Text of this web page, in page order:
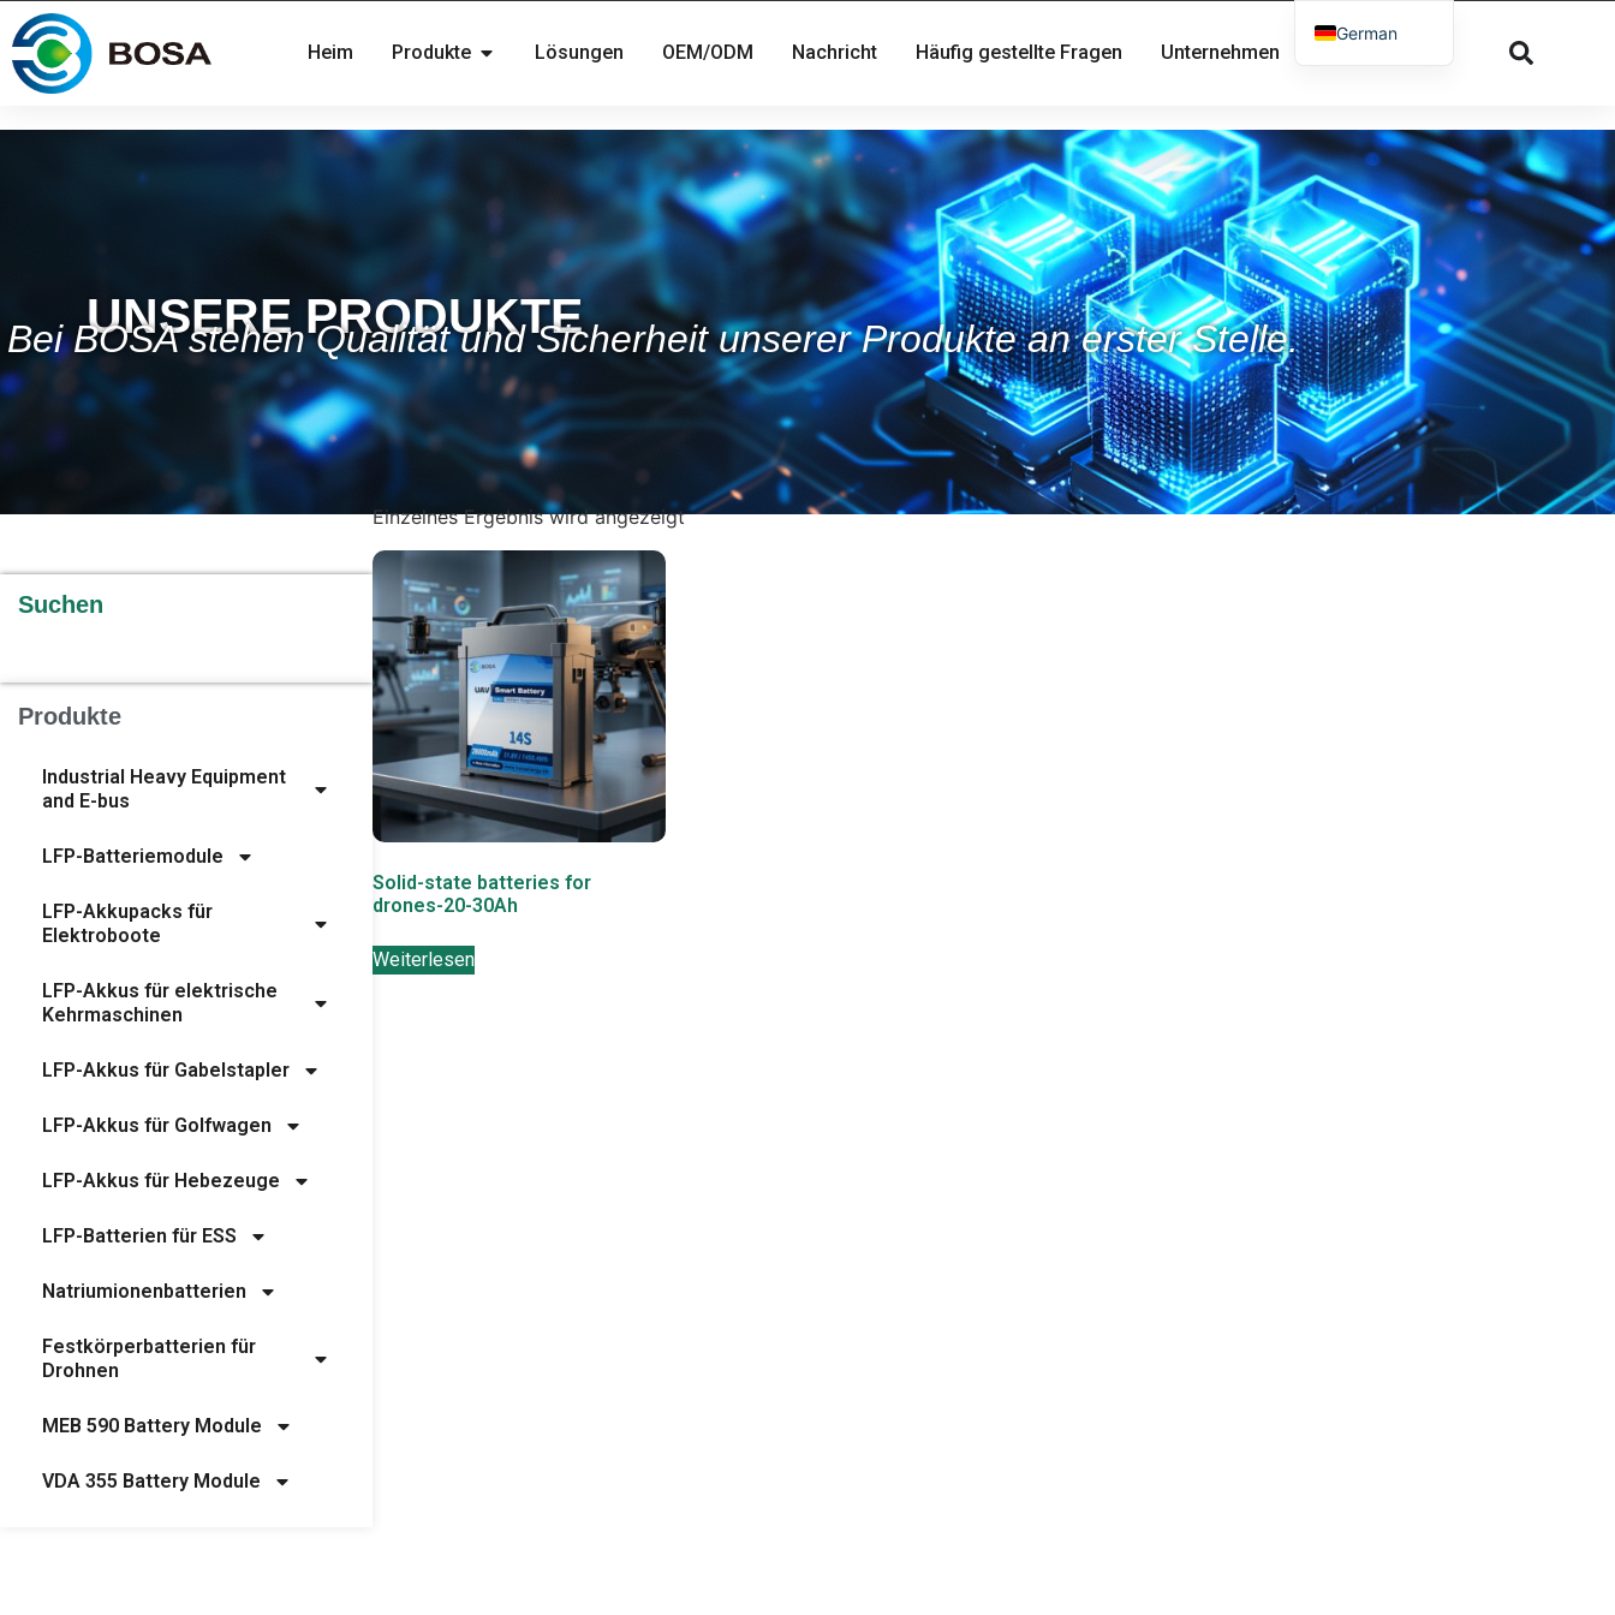
Heim Produkte Lösungen OEM/ODM Nachricht Häufig gestellte Fragen Unternehmen
UNSERE PRODUKTE
Bei BOSA stehen Qualität und Sicherheit unserer Produkte an erster Stelle.
Suchen
Produkte
Industrial Heavy Equipment
and E-bus
LFP-Batteriemodule
LFP-Akkupacks für
Elektroboote
LFP-Akkus für elektrische
Kehrmaschinen
LFP-Akkus für Gabelstapler
LFP-Akkus für Golfwagen
LFP-Akkus für Hebezeuge
LFP-Batterien für ESS
Natriumionenbatterien
Festkörperbatterien für
Drohnen
MEB 590 Battery Module
VDA 355 Battery Module
Einzelnes Ergebnis wird angezeigt
Solid-state batteries for
drones-20-30Ah
Weiterlesen
German
Russian
Spanish
Dutch
Greek
Danish
Norwegian
Arabic
Italian